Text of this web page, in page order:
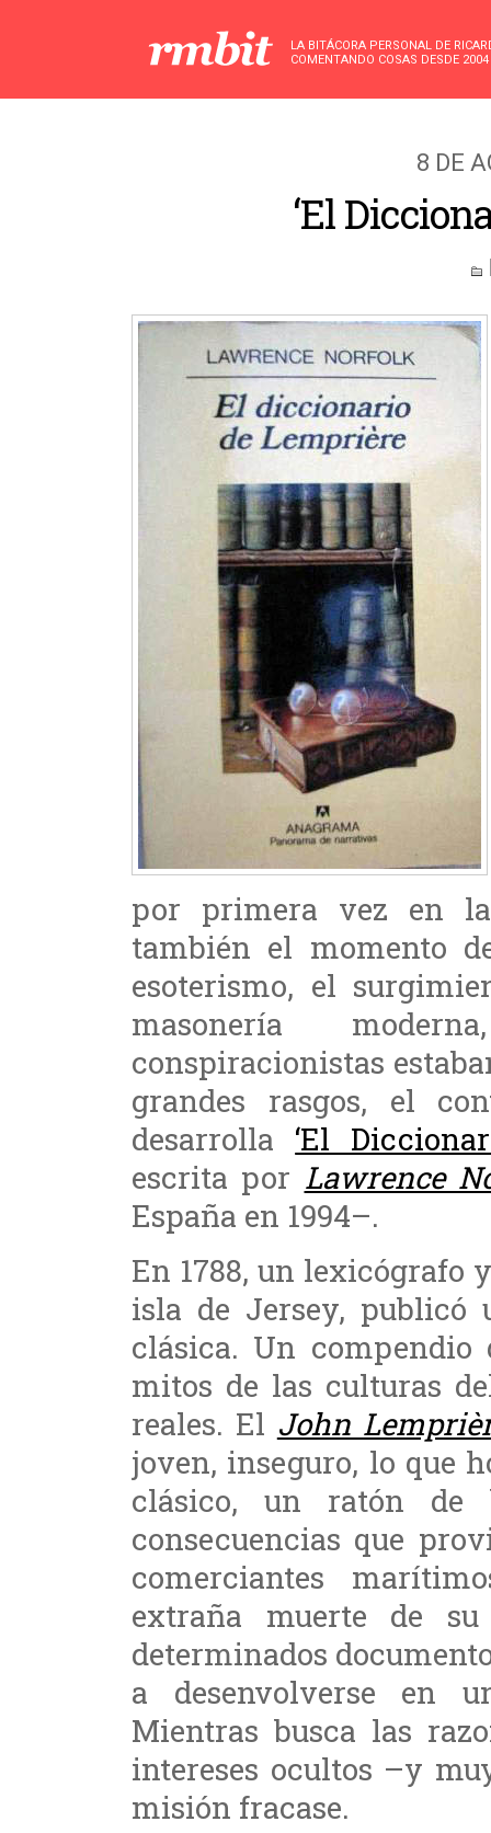
LA BITÁCORA PERSONAL DE
COMENTANDO COSAS DESDE 2004
8 DE
‘El
por primera vez en
también el momento
esoterismo, el
masonería
conspiracionistas
grandes rasgos, el
desarrolla ‘El
escrita por Lawrence
España en 1994–.
En 1788, un lexicógrafo
isla de Jersey, publicó
clásica. Un compendio
mitos de las culturas
reales. El John
joven, inseguro, lo que
clásico, un ratón de
consecuencias que
comerciantes
extraña muerte de
determinados
a desenvolverse en
Mientras busca las
intereses ocultos –y
misión fracase.